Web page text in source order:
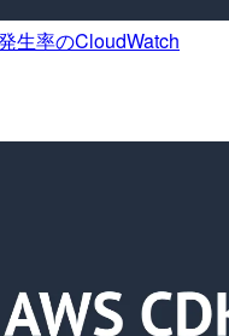
生率のCloudWatch